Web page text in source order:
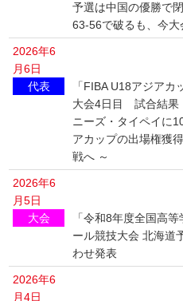
予選は中国の優勝で
63-56で破るも、今
2026年6
月6日
代表
「FIBA U18アジア
大会4日目 試合結果
ニーズ・タイペイに
アカップの出場権獲
戦へ ～
2026年6
月5日
大会
「令和8年度全国高
ール競技大会 北海道
わせ発表
2026年6
月4日